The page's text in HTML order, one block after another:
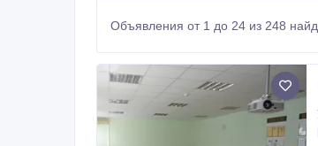
Объявления от 1 до 24 из 248